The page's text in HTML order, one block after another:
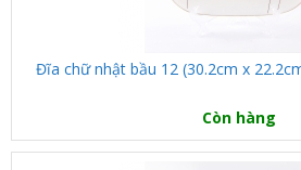
Đĩa chữ nhật bầu 12 (30.2cm x
Còn hàng